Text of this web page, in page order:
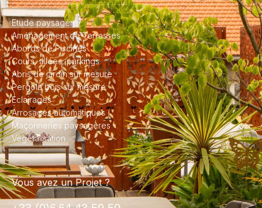
Vous avez un Projet ?
Etude paysagère
Aménagement de Terrasses
Abords de Piscines
Cours, allées, parkings
Abris de jardin sur mesure
Pergola bois sur mesure
Eclairages
Arrosages automatiques
Maçonneries paysagères
Végétalisation